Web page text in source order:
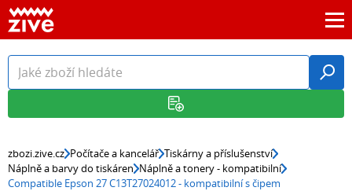
zbozi.zive.cz Počítače a kancelář Tiskárny a příslušenství
Náplně a barvy do tiskáren Náplně a tonery - kompatibilní
Compatible Epson 27 C13T27024012 - kompatibilní s čipem